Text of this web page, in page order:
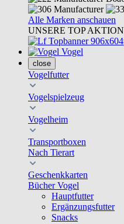
Alle Marken anschauen
UNSERE TOP AKTION
Vogel
close
Vogelfutter
Vogelspielzeug
Vogelheim
Transportboxen
Nach Tierart
Geschenkkarten
Bücher Vogel
Hauptfutter
Ergänzungsfutter
Snacks